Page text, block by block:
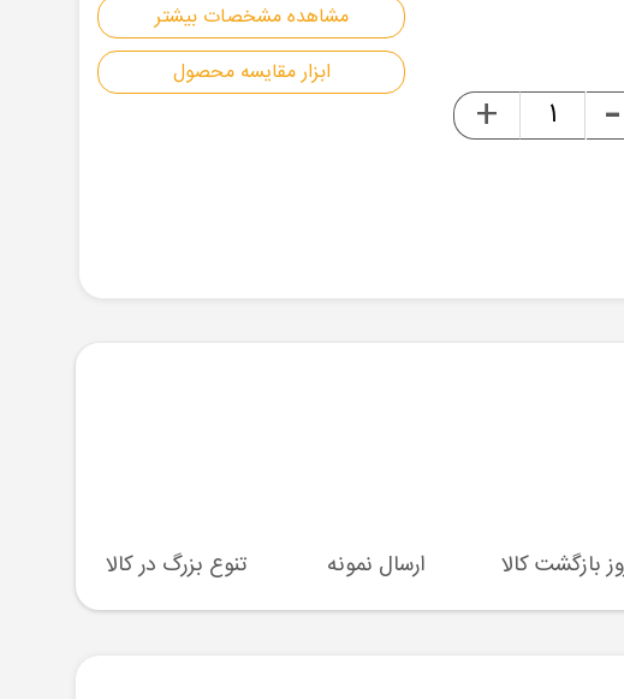
مشاهده مشخصات بیشتر
ابزار مقایسه محصول
-
+
ارسال نمونه تنوع بزرگ در کالا